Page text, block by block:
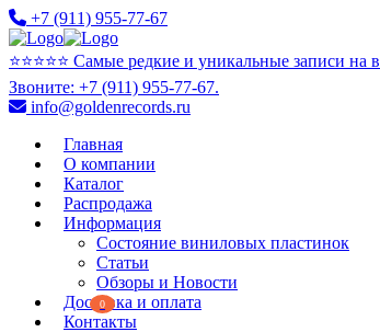
+7 (911) 955-77-67
⭐️⭐️⭐️⭐️⭐️ Самые редкие и уникальные записи
Звоните: +7 (911) 955-77-67.
info@goldenrecords.ru
Главная
О компании
Каталог
Распродажа
Информация
Состояние виниловых пластинок
Статьи
Обзоры и Новости
Доставка и оплата
Контакты
0